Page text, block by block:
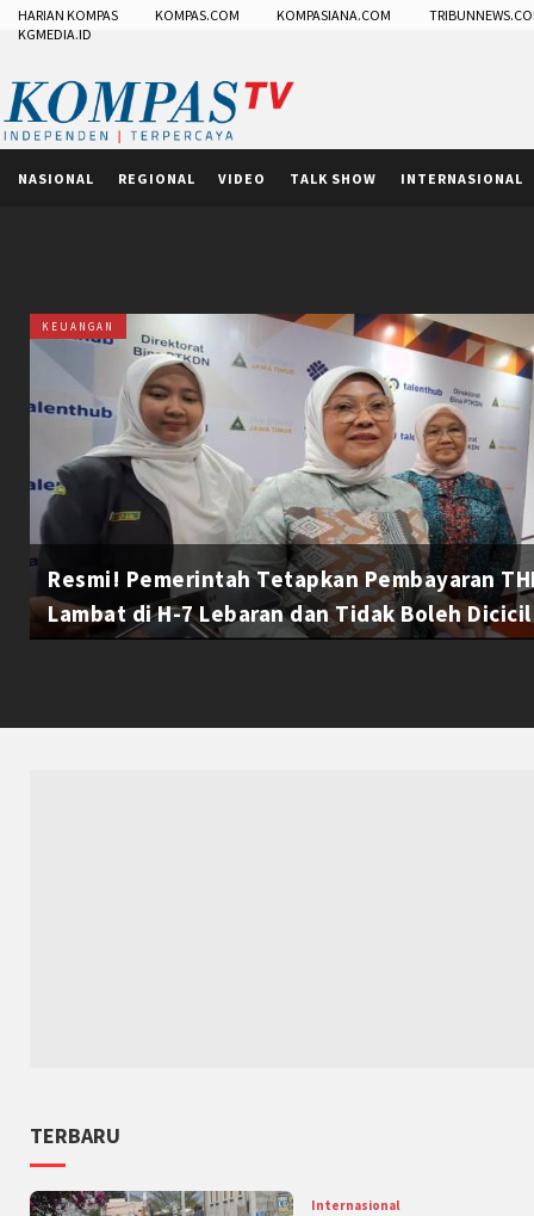
HARIAN KOMPAS KOMPAS.COM KOMPASIANA.COM
KGMEDIA.ID
NASIONAL REGIONAL VIDEO TALK SHOW INTERNASIONAL
KEUANGAN
Resmi! Pemerintah Tetapkan Pembayaran
Lambat di H-7 Lebaran dan Tidak Boleh Dicicil
TERBARU
Internasional